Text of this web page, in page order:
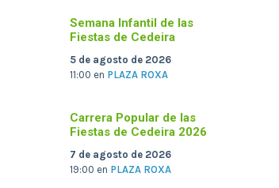
Semana Infantil de las
Fiestas de Cedeira
5 de agosto de 2026
11:00 en PLAZA ROXA
Carrera Popular de las
Fiestas de Cedeira 2026
7 de agosto de 2026
19:00 en PLAZA ROXA